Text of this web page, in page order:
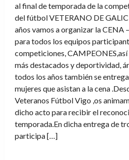
al final de temporada de la
del fútbol VETERANO DE
años vamos a organizar la CENA
para todos los equipos
competiciones,
más destacados y deportividad,
todos los años también se
mujeres que asistan a la cena
Veteranos Fútbol Vigo ,os
dicho acto para recibir el
temporada.En dicha entrega de
participa […]